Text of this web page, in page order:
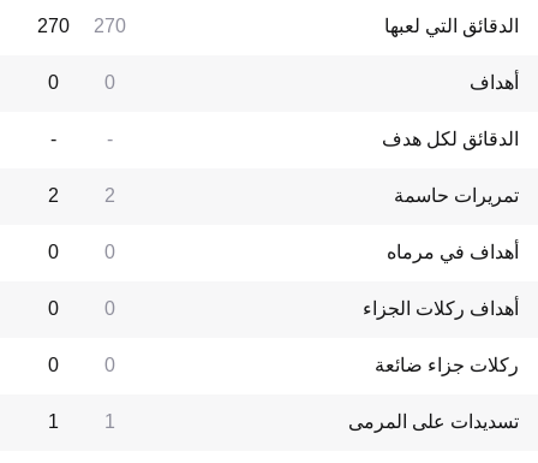
الدقائق التي لعبها 270
270
أهداف 0
0
الدقائق لكل هدف -
-
تمريرات حاسمة 2
2
أهداف في مرماه 0
0
أهداف ركلات الجزاء 0
0
ركلات جزاء ضائعة 0
0
تسديدات على المرمى 1
1